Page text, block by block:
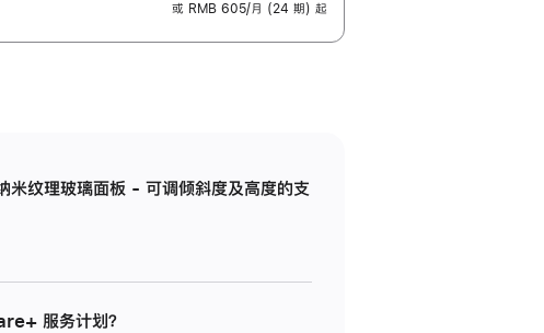
或 RMB 605/月 (24 期) 起
纹理玻璃面板 - 可调倾斜度及高度的支
服务计划？